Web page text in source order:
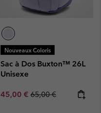
Nouveaux Coloris
Sac à Dos Buxton™ 26L
Unisexe
Sale price:
45,00 € Regular price:
65,00 €